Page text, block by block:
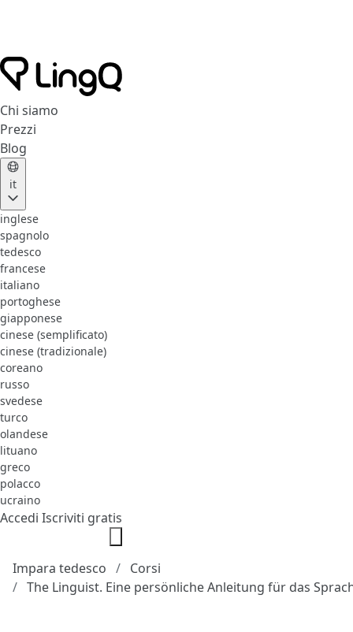
Chi siamo
Prezzi
Blog
it
inglese
spagnolo
tedesco
francese
italiano
portoghese
giapponese
cinese (semplificato)
cinese (tradizionale)
coreano
russo
svedese
turco
olandese
lituano
greco
polacco
ucraino
Accedi Iscriviti gratis
Impara tedesco
Corsi
The Linguist. Eine persönliche Anleitung für das